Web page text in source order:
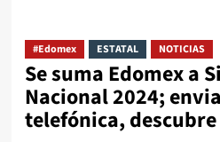
#Edomex ESTATAL NOTICIAS
Se suma Edomex a
Nacional 2024;
telefónica,